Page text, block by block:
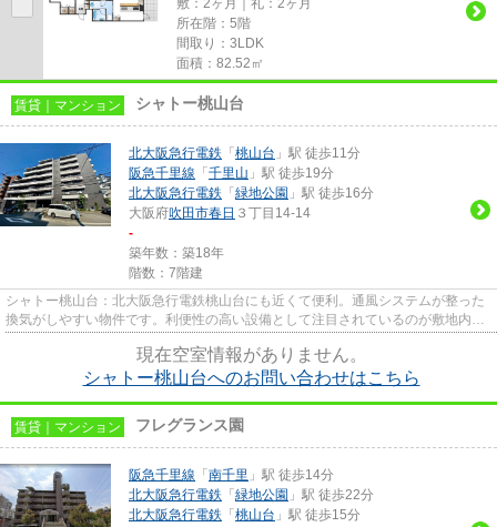
敷：2ヶ月｜礼：2ヶ月
所在階：5階
間取り：3LDK
面積：82.52㎡
賃貸｜マンション シャトー桃山台
北大阪急行電鉄 「 桃山台 」駅 徒歩11分
阪急千里線 「 千里山 」駅 徒歩19分
北大阪急行電鉄 「 緑地公園 」駅 徒歩16分
大阪府吹田市春日 ３丁目14-14
-
築年数：築18年
階数：7階建
シャトー桃山台：北大阪急行電鉄桃山台にも近くて便利。通風システムが整った
換気がしやすい物件です。利便性の高い設備として注目されているのが敷地内ご
現在空室情報がありません。
シャトー桃山台へのお問い合わせはこちら
賃貸｜マンション フレグランス園
阪急千里線 「 南千里 」駅 徒歩14分
北大阪急行電鉄 「 緑地公園 」駅 徒歩22分
北大阪急行電鉄 「 桃山台 」駅 徒歩15分